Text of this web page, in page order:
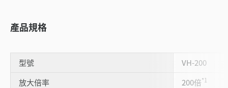
產品規格
型號
VH-200
放大倍率
200倍*1